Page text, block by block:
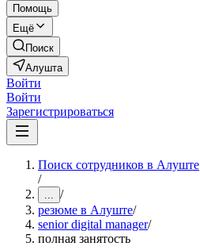
Помощь
Ещё
Поиск
Алушта
Войти
Войти
Зарегистрироваться
Поиск сотрудников в Алуште
/
... /
резюме в Алуште/
senior digital manager/
полная занятость